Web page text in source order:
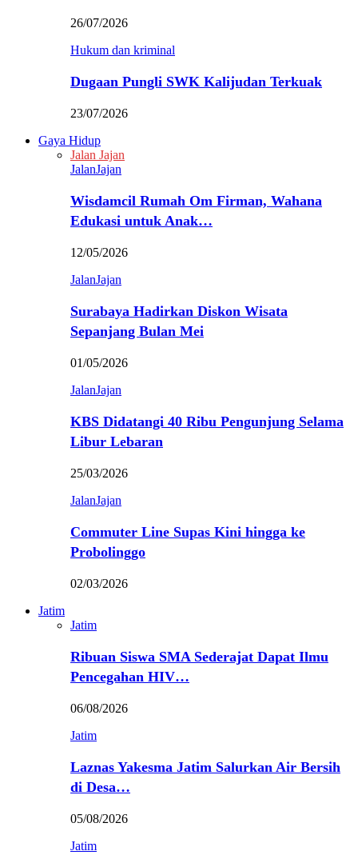
26/07/2026
Hukum dan kriminal
Dugaan Pungli SWK Kalijudan Terkuak
23/07/2026
Gaya Hidup
Jalan Jajan
JalanJajan
Wisdamcil Rumah Om Firman, Wahana
Edukasi untuk Anak…
12/05/2026
JalanJajan
Surabaya Hadirkan Diskon Wisata
Sepanjang Bulan Mei
01/05/2026
JalanJajan
KBS Didatangi 40 Ribu Pengunjung Selama
Libur Lebaran
25/03/2026
JalanJajan
Commuter Line Supas Kini hingga ke
Probolinggo
02/03/2026
Jatim
Jatim
Ribuan Siswa SMA Sederajat Dapat Ilmu
Pencegahan HIV…
06/08/2026
Jatim
Laznas Yakesma Jatim Salurkan Air Bersih
di Desa…
05/08/2026
Jatim